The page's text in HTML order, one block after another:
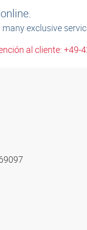
exclusive
al cliente: +49-